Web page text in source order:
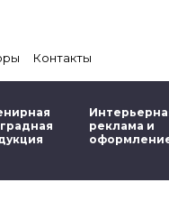
Контакты
реклама и